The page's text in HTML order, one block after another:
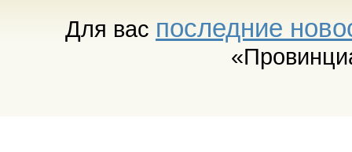
Для вас последние